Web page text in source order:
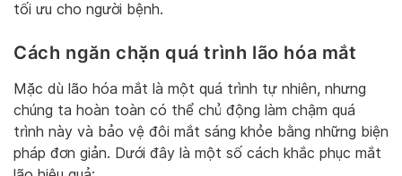
tối ưu cho người bệnh.
Cách ngăn chặn quá trình lão hóa mắt
Mặc dù lão hóa mắt là một quá trình tự nhiên, nhưng
chúng ta hoàn toàn có thể chủ động làm chậm quá
trình này và bảo vệ đôi mắt sáng khỏe bằng những biện
pháp đơn giản. Dưới đây là một số cách khắc phục mắt